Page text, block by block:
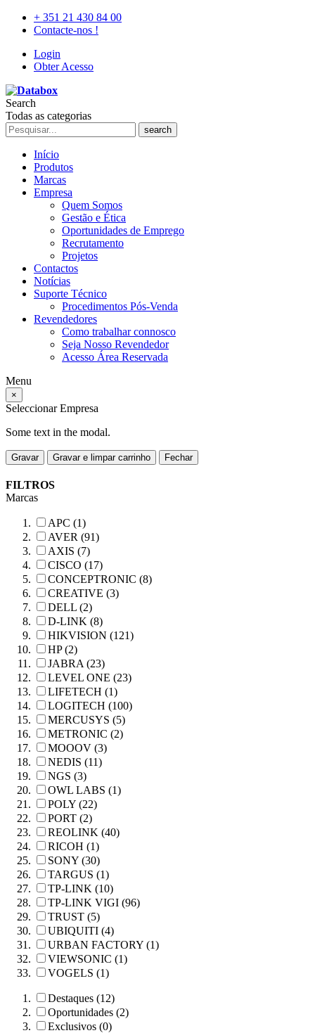
+ 351 21 430 84 00
Contacte-nos !
Login
Obter Acesso
Search
Todas as categorias
search
Início
Produtos
Marcas
Empresa
Quem Somos
Gestão e Ética
Oportunidades de Emprego
Recrutamento
Projetos
Contactos
Notícias
Suporte Técnico
Procedimentos Pós-Venda
Revendedores
Como trabalhar connosco
Seja Nosso Revendedor
Acesso Área Reservada
Menu
×
Seleccionar Empresa
Some text in the modal.
Gravar Gravar e limpar carrinho Fechar
FILTROS
Marcas
APC (1)
AVER (91)
AXIS (7)
CISCO (17)
CONCEPTRONIC (8)
CREATIVE (3)
DELL (2)
D-LINK (8)
HIKVISION (121)
HP (2)
JABRA (23)
LEVEL ONE (23)
LIFETECH (1)
LOGITECH (100)
MERCUSYS (5)
METRONIC (2)
MOOOV (3)
NEDIS (11)
NGS (3)
OWL LABS (1)
POLY (22)
PORT (2)
REOLINK (40)
RICOH (1)
SONY (30)
TARGUS (1)
TP-LINK (10)
TP-LINK VIGI (96)
TRUST (5)
UBIQUITI (4)
URBAN FACTORY (1)
VIEWSONIC (1)
VOGELS (1)
Destaques (12)
Oportunidades (2)
Exclusivos (0)